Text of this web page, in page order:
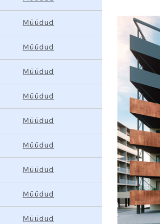
Müüdud
Müüdud
Müüdud
Müüdud
Müüdud
Müüdud
Müüdud
Müüdud
Müüdud